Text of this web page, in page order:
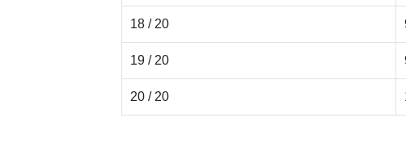
18 / 20
19 / 20
20 / 20